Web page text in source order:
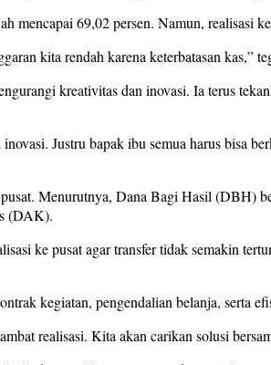
69,02 persen. Namun, realisasi
kita rendah karena keterbatasan kas,”
kreativitas dan inovasi. Ia terus
Justru bapak ibu semua harus bisa
Menurutnya, Dana Bagi Hasil (DBH)
(DAK).
ke pusat agar transfer tidak semakin
kegiatan, pengendalian belanja, serta
realisasi. Kita akan carikan solusi